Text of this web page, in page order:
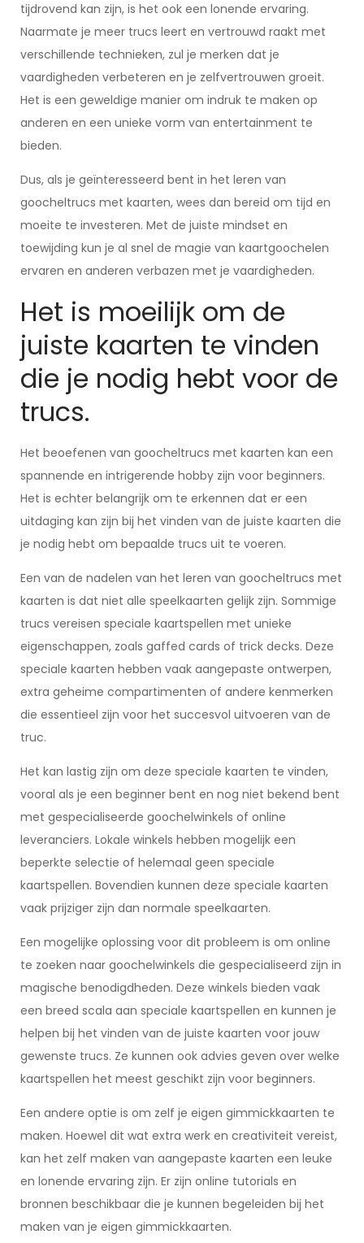
tijdrovend kan zijn, is het ook een lonende ervaring.
Naarmate je meer trucs leert en vertrouwd raakt met
verschillende technieken, zul je merken dat je
vaardigheden verbeteren en je zelfvertrouwen groeit.
Het is een geweldige manier om indruk te maken op
anderen en een unieke vorm van entertainment te
bieden.
Dus, als je geïnteresseerd bent in het leren van
goocheltrucs met kaarten, wees dan bereid om tijd en
moeite te investeren. Met de juiste mindset en
toewijding kun je al snel de magie van kaartgoochelen
ervaren en anderen verbazen met je vaardigheden.
Het is moeilijk om de
juiste kaarten te vinden
die je nodig hebt voor de
trucs.
Het beoefenen van goocheltrucs met kaarten kan een
spannende en intrigerende hobby zijn voor beginners.
Het is echter belangrijk om te erkennen dat er een
uitdaging kan zijn bij het vinden van de juiste kaarten die
je nodig hebt om bepaalde trucs uit te voeren.
Een van de nadelen van het leren van goocheltrucs met
kaarten is dat niet alle speelkaarten gelijk zijn. Sommige
trucs vereisen speciale kaartspellen met unieke
eigenschappen, zoals gaffed cards of trick decks. Deze
speciale kaarten hebben vaak aangepaste ontwerpen,
extra geheime compartimenten of andere kenmerken
die essentieel zijn voor het succesvol uitvoeren van de
truc.
Het kan lastig zijn om deze speciale kaarten te vinden,
vooral als je een beginner bent en nog niet bekend bent
met gespecialiseerde goochelwinkels of online
leveranciers. Lokale winkels hebben mogelijk een
beperkte selectie of helemaal geen speciale
kaartspellen. Bovendien kunnen deze speciale kaarten
vaak prijziger zijn dan normale speelkaarten.
Een mogelijke oplossing voor dit probleem is om online
te zoeken naar goochelwinkels die gespecialiseerd zijn in
magische benodigdheden. Deze winkels bieden vaak
een breed scala aan speciale kaartspellen en kunnen je
helpen bij het vinden van de juiste kaarten voor jouw
gewenste trucs. Ze kunnen ook advies geven over welke
kaartspellen het meest geschikt zijn voor beginners.
Een andere optie is om zelf je eigen gimmickkaarten te
maken. Hoewel dit wat extra werk en creativiteit vereist,
kan het zelf maken van aangepaste kaarten een leuke
en lonende ervaring zijn. Er zijn online tutorials en
bronnen beschikbaar die je kunnen begeleiden bij het
maken van je eigen gimmickkaarten.